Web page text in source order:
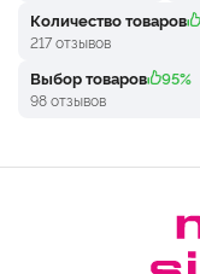
Количество товаров
217 отзывов
Выбор товаров 95%
98 отзывов